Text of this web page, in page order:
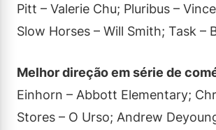
Pitt – Valerie Chu; Pluribus –
Slow Horses – Will Smith; Task –
Melhor direção em série de
Einhorn – Abbott Elementary;
Stores – O Urso; Andrew